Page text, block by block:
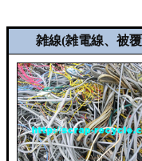
雑線(雑電線、被